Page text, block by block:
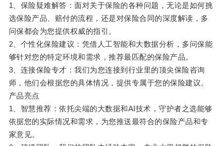
1、保险疑难解答：面对关于保险的各种问题，无论是如何挑
选保险产品、赔付的流程，还是对保险合同的深度解读，多
问保都会为您提供权威的指引。
2、个性化保险建议：凭借人工智能和大数据分析，多问保能
够针对您的特定环境和需求，推荐最匹配的保险产品。
3、连接保险专才：我们为您连接到行业里的顶尖保险咨询
师，他们会根据您的具体情况，提供专属于您的保险建议。
产品亮点
1、智慧推荐：依托尖端的大数据和AI技术，守护者之选能够
依据您的实际情况和需求，为您推送最符合的保险产品和专
家意见。